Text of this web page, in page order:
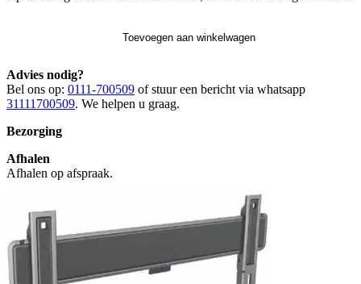
Toevoegen aan winkelwagen
Advies nodig?
Bel ons op: 0111-700509 of stuur een bericht via whatsapp
31111700509. We helpen u graag.
Bezorging
Afhalen
Afhalen op afspraak.